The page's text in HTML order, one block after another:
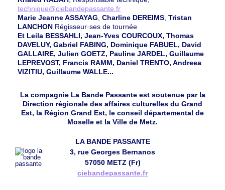
technique@ciebandepassante.fr
Marie Jeanne ASSAYAG Charline DEREIMS Tristan
LANCHON Régisseur·ses de tournée
Et Leila BESSAHLI, Jean-Yves COURCOUX, Thomas
DAVELUY, Gabriel FABING, Dominique FABUEL, David
GALLAIRE, Julien GOETZ, Pauline JARDEL, Guillaume
LEPREVOST, Francis RAMM, Daniel TRENTO, Andreea
VIZITIU, Guillaume WALLE...
La compagnie La Bande Passante est soutenue par la
Direction régionale des affaires culturelles du Grand
Est, la Région Grand Est, le conseil départemental de
Moselle et la Ville de Metz.
LA BANDE PASSANTE
3, rue Georges Bernanos
57050 METZ (Fr)
ciebandepassante.fr